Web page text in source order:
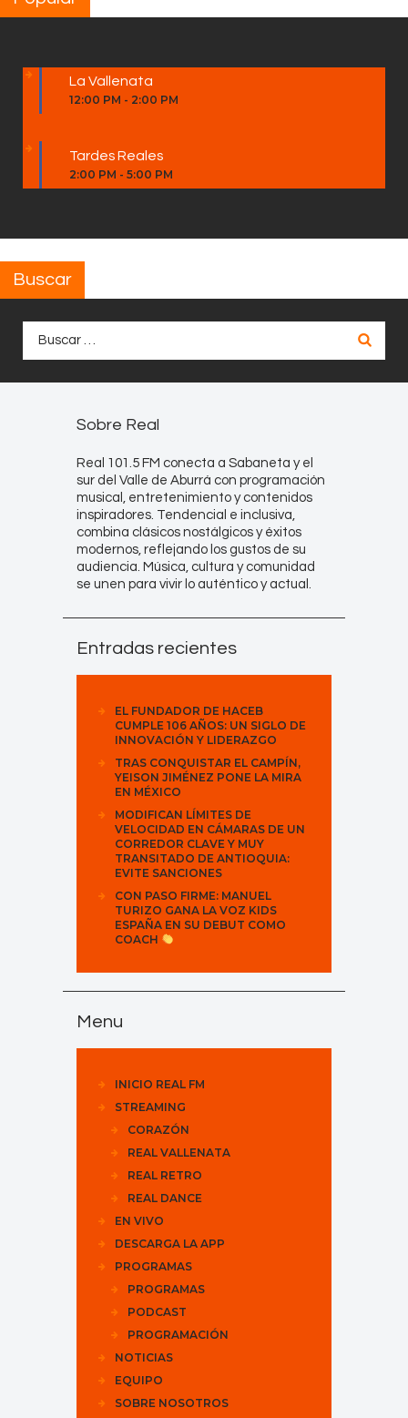
La Vallenata
12:00 PM - 2:00 PM
Tardes Reales
2:00 PM - 5:00 PM
Buscar
Sobre Real
Real 101.5 FM conecta a Sabaneta y el
sur del Valle de Aburrá con programación
musical, entretenimiento y contenidos
inspiradores. Tendencial e inclusiva,
combina clásicos nostálgicos y éxitos
modernos, reflejando los gustos de su
audiencia. Música, cultura y comunidad
se unen para vivir lo auténtico y actual.
Entradas recientes
EL FUNDADOR DE HACEB
CUMPLE 106 AÑOS: UN SIGLO DE
INNOVACIÓN Y LIDERAZGO
TRAS CONQUISTAR EL CAMPÍN,
YEISON JIMÉNEZ PONE LA MIRA
EN MÉXICO
MODIFICAN LÍMITES DE
VELOCIDAD EN CÁMARAS DE UN
CORREDOR CLAVE Y MUY
TRANSITADO DE ANTIOQUIA:
EVITE SANCIONES
CON PASO FIRME: MANUEL
TURIZO GANA LA VOZ KIDS
ESPAÑA EN SU DEBUT COMO
COACH
Menu
INICIO REAL FM
STREAMING
CORAZÓN
REAL VALLENATA
REAL RETRO
REAL DANCE
EN VIVO
DESCARGA LA APP
PROGRAMAS
PROGRAMAS
PODCAST
PROGRAMACIÓN
NOTICIAS
EQUIPO
SOBRE NOSOTROS